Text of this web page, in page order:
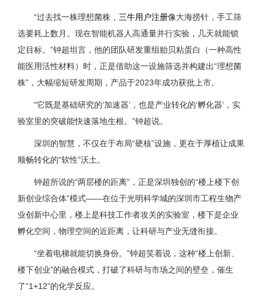
“过去找一株理想菌株， 三牛用户注册像大海捞针，手工筛
选要耗上数月。现在智能机器人高通量并行实验，几天就能锁
定目标。”钟超坦言，他的团队研发重组贻贝粘蛋白（一种高性
能医用活性材料）时，正是借助这一设施筛选并构建出“理想菌
株”，大幅缩短研发周期，产品于2023年成功获批上市。
“它既是基础研究的‘加速器’，也是产业转化的‘孵化器’，实
验室里的突破能快速落地生根。”钟超说。
深圳的智慧，不仅在于布局“硬核”设施，更在于厚植让成果
顺畅转化的“软性”沃土。
钟超所说的“两层楼的距离”，正是深圳独创的“楼上楼下创
新创业综合体”模式——在位于光明科学城的深圳市工程生物产
业创新中心里，楼上是科技工作者攻关的实验室，楼下是企业
孵化空间，物理空间的近距离，让科研与产业无缝衔接。
“坐着电梯就能切换身份。”钟超笑着说，这种“楼上创新、
楼下创业”的融合模式，打破了科研与市场之间的壁垒，催生
了“1+12”的化学反应。